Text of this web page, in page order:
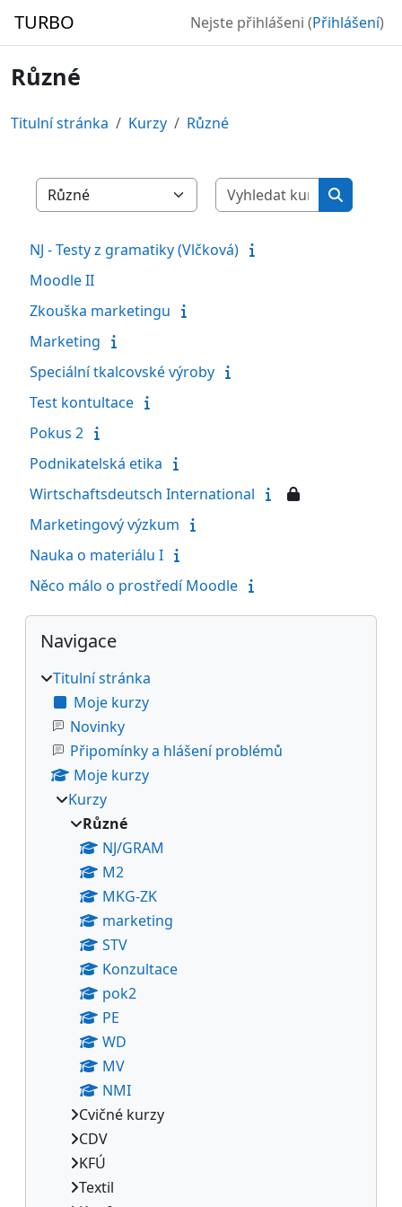
TURBO Nejste přihlášeni (Přihlášení)
Různé
Titulní stránka Kurzy Různé
Kategorie kurzů
Vyhledat
Vyhledat
NJ - Testy z gramatiky (Vlčková)
Moodle II
Zkouška marketingu
Marketing
Speciální tkalcovské výroby
Test kontultace
Pokus 2
Podnikatelská etika
Wirtschaftsdeutsch International
Marketingový výzkum
Nauka o materiálu I
Něco málo o prostředí Moodle
Bloky
Přeskočit: Navigace
Navigace
Titulní stránka
Moje kurzy
Novinky
Připomínky a hlášení problémů
Moje kurzy
Kurzy
Různé
NJ/GRAM
M2
MKG-ZK
marketing
STV
Konzultace
pok2
PE
WD
MV
NMI
Cvičné kurzy
CDV
KFÚ
Textil